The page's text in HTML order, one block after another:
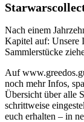
Nach einem
Kapitel auf: Unsere
Sammlerstücke
Auf
noch mehr Infos,
Übersicht über alle
schrittweise
euch erhalten – in